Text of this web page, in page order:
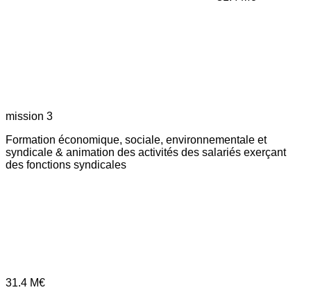
mission 3
Formation économique, sociale, environnementale et
syndicale & animation des activités des salariés exerçant
des fonctions syndicales
31.4 M€